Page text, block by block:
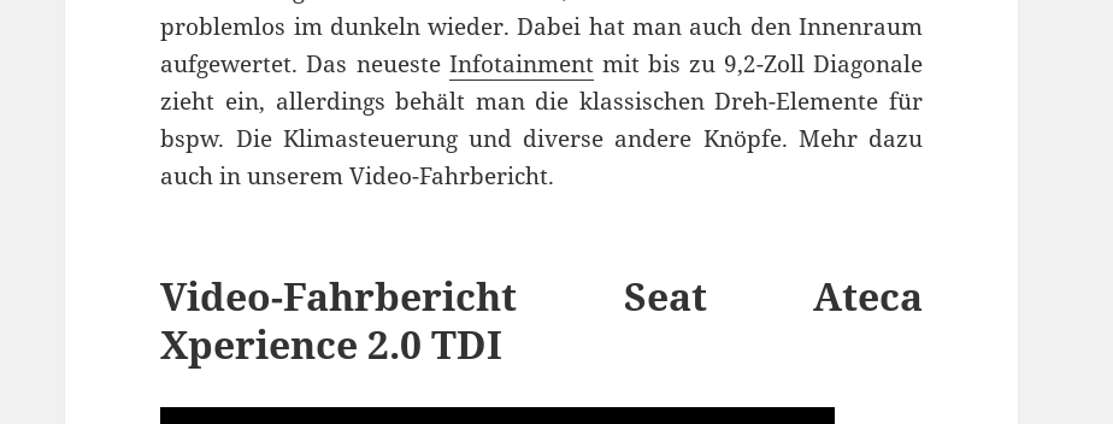
problemlos im dunkeln wieder. Dabei hat man auch den Innenraum
aufgewertet. Das neueste Infotainmentmit bis zu 9,2-Zoll Diagonale
zieht ein, allerdings behält man die klassischen Dreh-Elemente für
bspw. Die Klimasteuerung und diverse andere Knöpfe. Mehr dazu
auch in unserem Video-Fahrbericht.
Video-Fahrbericht Seat Ateca
Xperience 2.0 TDI